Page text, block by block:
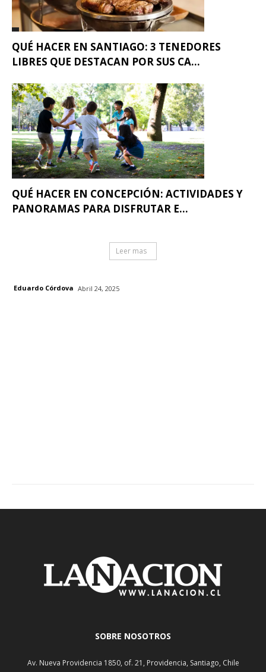
QUÉ HACER EN SANTIAGO: 3 TENEDORES
LIBRES QUE DESTACAN POR SUS CA...
QUÉ HACER EN CONCEPCIÓN: ACTIVIDADES Y
PANORAMAS PARA DISFRUTAR E...
Leer mas
Eduardo Córdova Abril 24, 2025
SOBRE NOSOTROS
Av. Nueva Providencia 1850, of. 21, Providencia, Santiago, Chile